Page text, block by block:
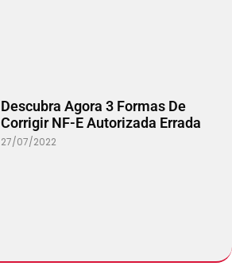
Descubra Agora 3 Formas De
Corrigir NF-E Autorizada Errada
27/07/2022